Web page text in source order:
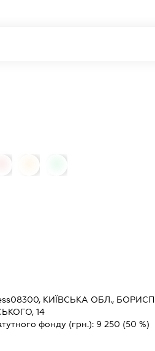
08300, КИЇВСЬКА ОБЛ.,
14
фонду (грн.): 9 250 (50 %)